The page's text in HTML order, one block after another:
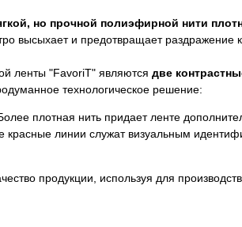
но прочной полиэфирной нити
высыхает и предотвращает
ленты "FavoriT" являются две
технологическое решение:
плотная нить придает ленте
красные линии служат визуальным
продукции, используя для